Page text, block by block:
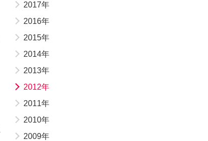
2017年
2016年
2015年
2014年
2013年
2012年
2011年
2010年
2009年